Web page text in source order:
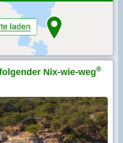
Nix-wie-weg®